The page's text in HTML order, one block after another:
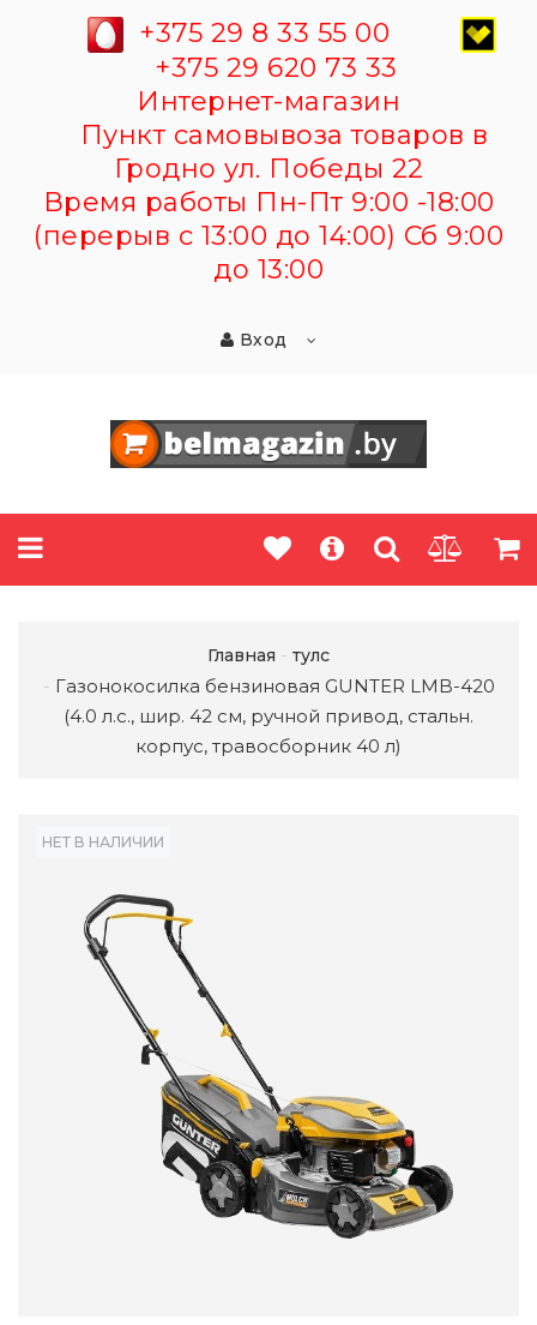
+375 29 8 33 55 00
+375 29 620 73 33
Интернет-магазин
Пункт самовывоза товаров в
Гродно ул. Победы 22
Время работы Пн-Пт 9:00 -18:00
(перерыв с 13:00 до 14:00) Сб 9:00
до 13:00
Вход
Главная тулс
Газонокосилка бензиновая GUNTER LMB-420
(4.0 л.с., шир. 42 см, ручной привод, стальн.
корпус, травосборник 40 л)
НЕТ В НАЛИЧИИ